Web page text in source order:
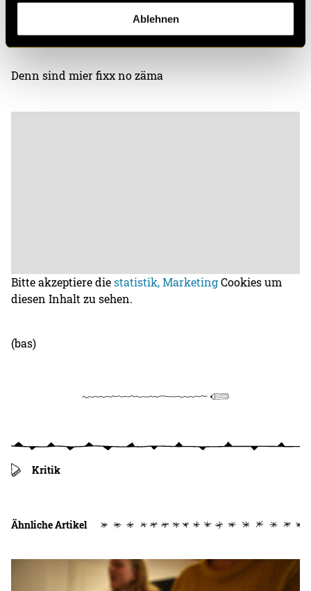
Ablehnen
Sind mier denn immerno zäma
Denn sind mier fixx no zäma
Bitte akzeptiere diestatistik, MarketingCookies um
diesen Inhalt zu sehen.
(bas)
Kritik
Ähnliche Artikel